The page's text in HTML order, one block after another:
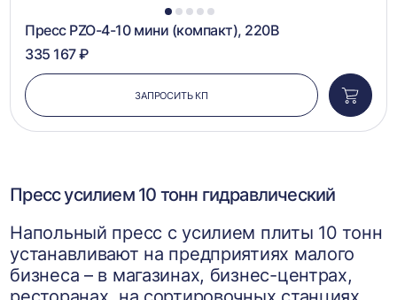
1 2 3 4 5
Пресс PZO-4-10 мини (компакт), 220В
335 167 ₽
ЗАПРОСИТЬ КП
в
Пресс усилием 10 тонн гидравлический
Напольный пресс с усилием плиты 10 тонн
устанавливают на предприятиях малого
бизнеса – в магазинах, бизнес-центрах,